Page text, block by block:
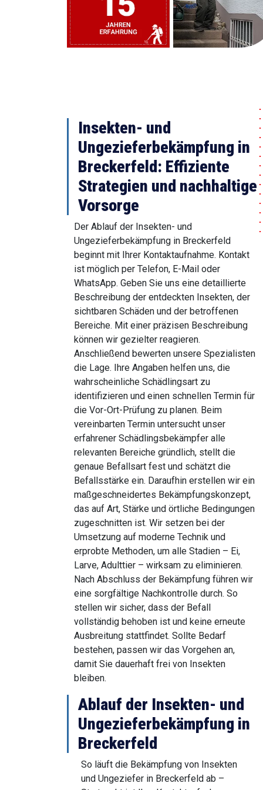
Insekten- und
Ungezieferbekämpfung in
Breckerfeld: Effiziente
Strategien und nachhaltige
Vorsorge
Der Ablauf der Insekten- und
Ungezieferbekämpfung in Breckerfeld
beginnt mit Ihrer Kontaktaufnahme. Kontakt
ist möglich per Telefon, E-Mail oder
WhatsApp. Geben Sie uns eine detaillierte
Beschreibung der entdeckten Insekten, der
sichtbaren Schäden und der betroffenen
Bereiche. Mit einer präzisen Beschreibung
können wir gezielter reagieren.
Anschließend bewerten unsere Spezialisten
die Lage. Ihre Angaben helfen uns, die
wahrscheinliche Schädlingsart zu
identifizieren und einen schnellen Termin für
die Vor-Ort-Prüfung zu planen. Beim
vereinbarten Termin untersucht unser
erfahrener Schädlingsbekämpfer alle
relevanten Bereiche gründlich, stellt die
genaue Befallsart fest und schätzt die
Befallsstärke ein. Daraufhin erstellen wir ein
maßgeschneidertes Bekämpfungskonzept,
das auf Art, Stärke und örtliche Bedingungen
zugeschnitten ist. Wir setzen bei der
Umsetzung auf moderne Technik und
erprobte Methoden, um alle Stadien – Ei,
Larve, Adulttier – wirksam zu eliminieren.
Nach Abschluss der Bekämpfung führen wir
eine sorgfältige Nachkontrolle durch. So
stellen wir sicher, dass der Befall
vollständig behoben ist und keine erneute
Ausbreitung stattfindet. Sollte Bedarf
bestehen, passen wir das Vorgehen an,
damit Sie dauerhaft frei von Insekten
bleiben.
Ablauf der Insekten- und
Ungezieferbekämpfung in
Breckerfeld
So läuft die Bekämpfung von Insekten
und Ungeziefer in Breckerfeld ab –